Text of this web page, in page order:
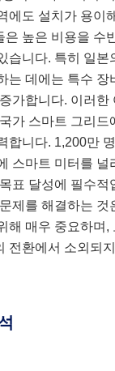
에도 설치가 용이
은 높은 비용을 수
습니다. 특히 일본
는 데에는 특수
가합니다. 이러한
가 스마트 그리드
합니다. 1,200만
스마트 미터를 널
표 달성에 필수적
제를 해결하는 것
해 매우 중요하며,
전환에서 소외되